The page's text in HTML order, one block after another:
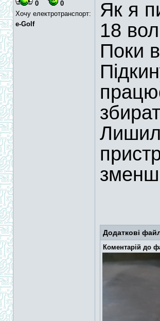
0
0
Хочу електротранспорт:
e-Golf
Як я
18
Поки
Додаткові
Коментарій до